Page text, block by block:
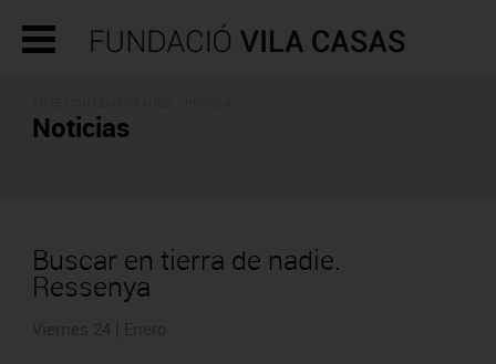
Noticias
Buscar en tierra de nadie.
Ressenya